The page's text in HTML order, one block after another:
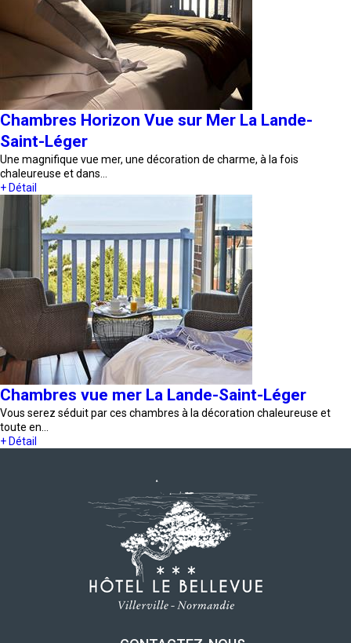
Chambres Horizon Vue sur Mer La Lande-
Saint-Léger
Une magnifique vue mer, une décoration de charme, à la fois
chaleureuse et dans…
+ Détail
Chambres vue mer La Lande-Saint-Léger
Vous serez séduit par ces chambres à la décoration chaleureuse et
toute en…
+ Détail